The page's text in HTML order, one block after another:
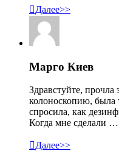
Далее>>
Марго Киев
Здравстуйте, прочла
колоноскопию, была
спросила, как
Когда мне сделали …
Далее>>